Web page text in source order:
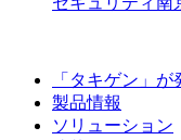
「タキゲン」
製品情報
ソリューション